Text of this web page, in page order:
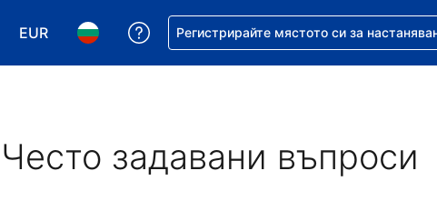
EUR
Избор на валута. Избрана валута - Евро
Избор на език. Избран език - Български
Помощ с резервацията ви
Регистрирайте мястото си за
Често задавани въпроси